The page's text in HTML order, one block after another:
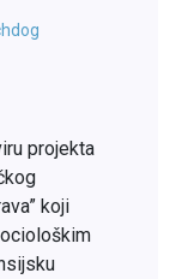
projekta
koji